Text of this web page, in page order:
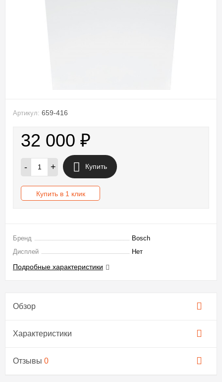
Артикул: 659-416
32 000 ₽
- + Купить
Купить в 1 клик
Бренд
Bosch
Дисплей
Нет
Подробные характеристики
Обзор
Характеристики
Отзывы 0